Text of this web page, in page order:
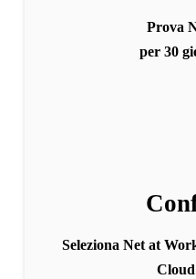
Prova
per 30
Seleziona Net at